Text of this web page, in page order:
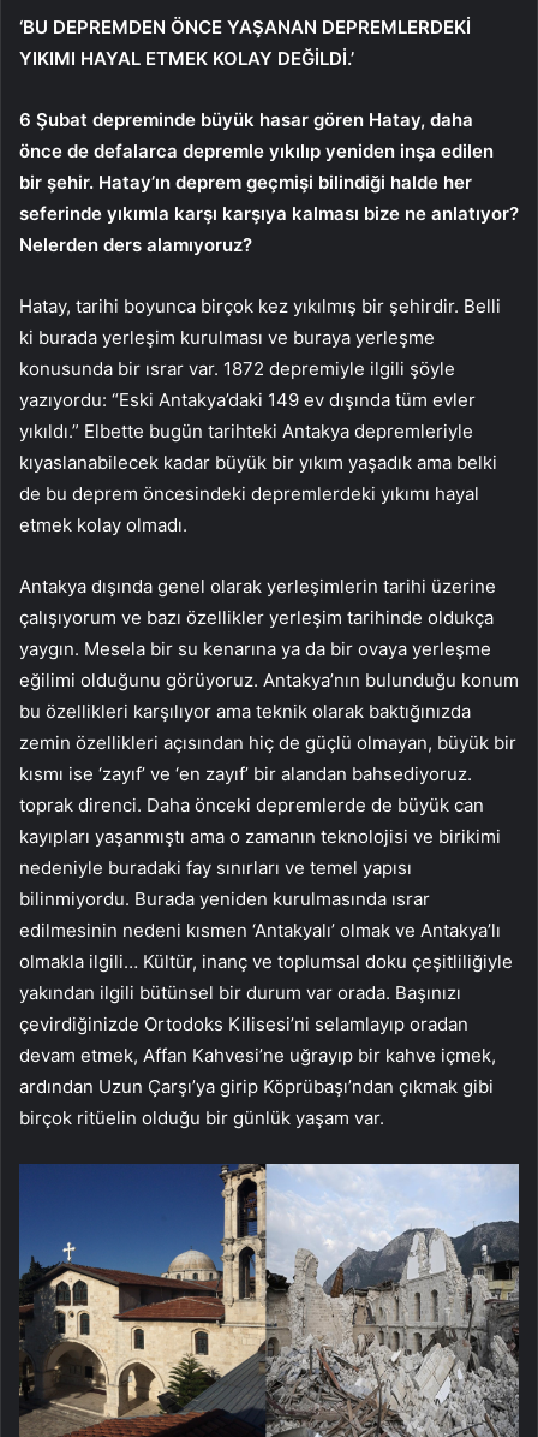
‘BU DEPREMDEN ÖNCE YAŞANAN DEPREMLERDEKİ
YIKIMI HAYAL ETMEK KOLAY DEĞİLDİ.’
6 Şubat depreminde büyük hasar gören Hatay, daha
önce de defalarca depremle yıkılıp yeniden inşa edilen
bir şehir. Hatay’ın deprem geçmişi bilindiği halde her
seferinde yıkımla karşı karşıya kalması bize ne anlatıyor?
Nelerden ders alamıyoruz?
Hatay, tarihi boyunca birçok kez yıkılmış bir şehirdir. Belli
ki burada yerleşim kurulması ve buraya yerleşme
konusunda bir ısrar var. 1872 depremiyle ilgili şöyle
yazıyordu: “Eski Antakya’daki 149 ev dışında tüm evler
yıkıldı.” Elbette bugün tarihteki Antakya depremleriyle
kıyaslanabilecek kadar büyük bir yıkım yaşadık ama belki
de bu deprem öncesindeki depremlerdeki yıkımı hayal
etmek kolay olmadı.
Antakya dışında genel olarak yerleşimlerin tarihi üzerine
çalışıyorum ve bazı özellikler yerleşim tarihinde oldukça
yaygın. Mesela bir su kenarına ya da bir ovaya yerleşme
eğilimi olduğunu görüyoruz. Antakya’nın bulunduğu konum
bu özellikleri karşılıyor ama teknik olarak baktığınızda
zemin özellikleri açısından hiç de güçlü olmayan, büyük bir
kısmı ise ‘zayıf’ ve ‘en zayıf’ bir alandan bahsediyoruz.
toprak direnci. Daha önceki depremlerde de büyük can
kayıpları yaşanmıştı ama o zamanın teknolojisi ve birikimi
nedeniyle buradaki fay sınırları ve temel yapısı
bilinmiyordu. Burada yeniden kurulmasında ısrar
edilmesinin nedeni kısmen ‘Antakyalı’ olmak ve Antakya’lı
olmakla ilgili… Kültür, inanç ve toplumsal doku çeşitliliğiyle
yakından ilgili bütünsel bir durum var orada. Başınızı
çevirdiğinizde Ortodoks Kilisesi’ni selamlayıp oradan
devam etmek, Affan Kahvesi’ne uğrayıp bir kahve içmek,
ardından Uzun Çarşı’ya girip Köprübaşı’ndan çıkmak gibi
birçok ritüelin olduğu bir günlük yaşam var.